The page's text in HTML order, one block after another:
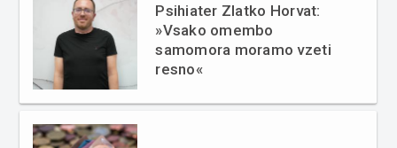
Psihiater Zlatko Horvat:
»Vsako omembo
samomora moramo vzeti
resno«